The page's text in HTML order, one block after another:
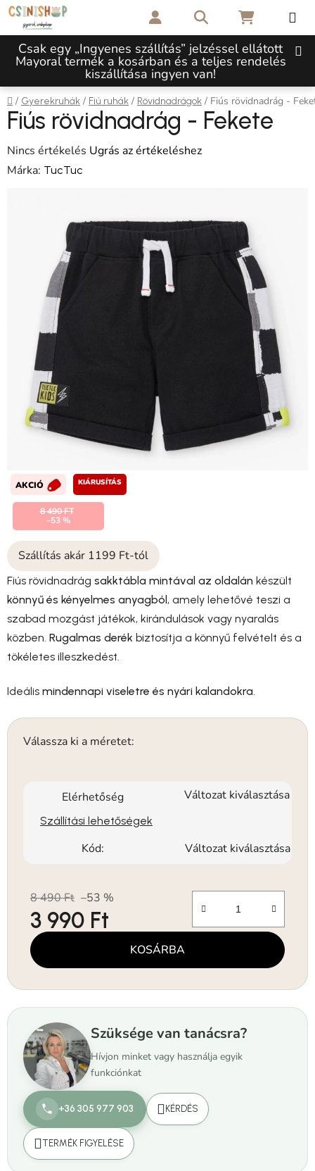
Ugrás a fő tartalomhoz
Csak egy „Ingyenes szállítás” jelzéssel ellátott
Mayoral termék a kosárban és a teljes rendelés
kiszállítása ingyen van!
KeresésKOSÁR
Kezdőlap
/ Gyerekruhák / Fiú ruhák / Rövidnadrágok / Fiús rövidnadrág -
Szállítás akár 1199 Ft-tól
Fiús rövidnadrág sakktábla mintával az oldalán készült
könnyű és kényelmes anyagból, amely lehetővé teszi a
szabad mozgást játékok, kirándulások vagy nyaralás
közben. Rugalmas derék biztosítja a könnyű felvételt és a
tökéletes illeszkedést.
Ideális mindennapi viseletre és nyári kalandokra.
Válassza ki a méretet:
Elérhetőség Változat kiválasztása
Szállítási lehetőségek
Kód: Változat kiválasztása
8 490 Ft –53 %
3 990 Ft
Egységár: KOSÁRBA
Szüksége van tanácsra?
Hívjon minket vagy használja egyik
funkciónkat
+36 305 977 903 KÉRDÉS
TERMÉK FIGYELÉSE
Fiús rövidnadrág - Fekete
A termék átlagos értékelése 5-ből 0,0 csillag.
Nincs értékelés Ugrás az értékeléshez
Márka: TucTuc
AKCIÓ KIÁRUSÍTÁS
8 490 FT
–53 %